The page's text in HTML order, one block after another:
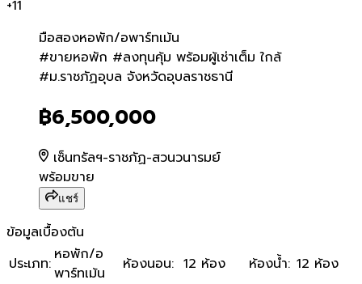
+11
มือสองหอพัก/อพาร์ทเม้น
#ขายหอพัก #ลงทุนคุ้ม พร้อ
#ขายหอพัก #ลงทุนคุ้ม พร้อมผู้เช่าเต็ม ใกล้​
#ม.ราชภัฏ​อุบล จังหวัดอุบลราชธานี
฿6,500,000
เซ็นทรัลฯ-ราชภัฏ-สวนวนารมย์
พร้อมขาย
แชร์
ข้อมูลเบื้องต้น
ประเภท: หอพัก/อ
พาร์ทเม้น
ห้องนอน: 12 ห้อง ห้องน้ำ: 12 ห้อง